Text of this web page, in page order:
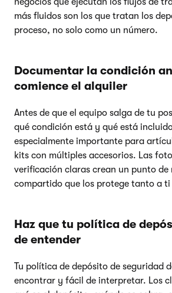
más fluidos son los que tratan los
proceso, no solo como un número.
Documentar la condición
comience el alquiler
Antes de que el equipo salga de tu
qué condición está y qué está
especialmente importante para
kits con múltiples accesorios. Las
verificación claras crean un punto de
compartido que los protege tanto a
Haz que tu política de
de entender
Tu política de depósito de seguridad
encontrar y fácil de interpretar. Los